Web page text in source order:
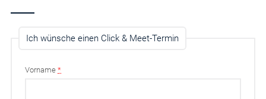
Ich wünsche einen Click & Meet-Termin
Vorname*